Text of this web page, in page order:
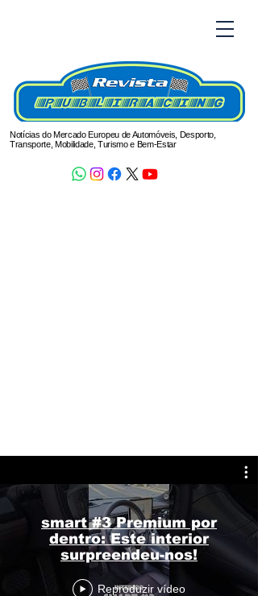
Notícias do Mercado Europeu de Automóveis, Desporto,
Transporte, Mobilidade, Turismo e Bem-Estar
smart #3 Premium por
dentro: Este interior
surpreendeu-nos!
Reproduzir vídeo